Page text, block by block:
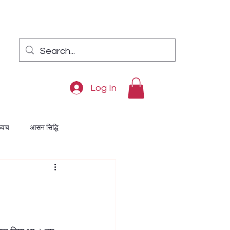
Log In
आसन सिद्धि
दरिद्रता निवारण